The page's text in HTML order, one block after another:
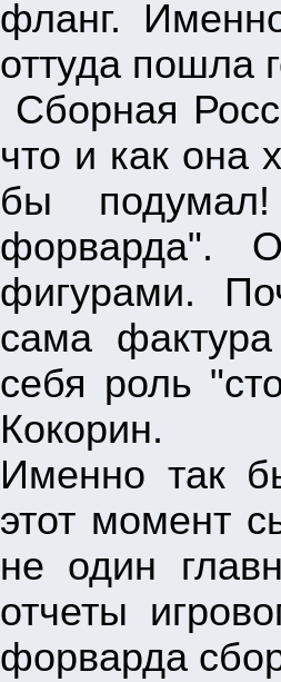
фланг.
оттуда пошла
Сборная
что и как она
бы
форварда".
фигурами.
сама
себя роль
Кокорин.
Именно так
этот момент
не один
отчеты
форварда